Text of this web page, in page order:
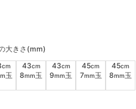
大きさ(mm)
cm
玉
43cm
8mm玉
43cm
9mm玉
45cm
7mm玉
45cm
8mm玉